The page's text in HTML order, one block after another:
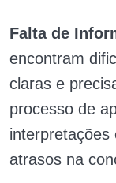
Falta de
encontram
claras e
processo de
interpretações
atrasos na